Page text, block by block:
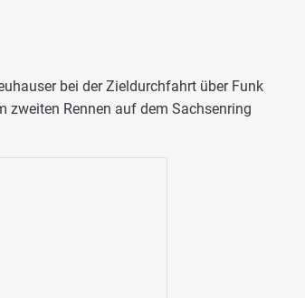
bei der Zieldurchfahrt über Funk
zweiten Rennen auf dem Sachsenring